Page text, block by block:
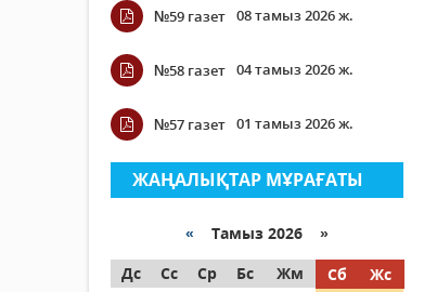
№59 газет 08 тамыз 2026 ж.
№58 газет 04 тамыз 2026 ж.
№57 газет 01 тамыз 2026 ж.
ЖАҢАЛЫҚТАР МҰРАҒАТЫ
« Тамыз 2026 »
Дс
Сс Ср Бс Жм Сб
Жс